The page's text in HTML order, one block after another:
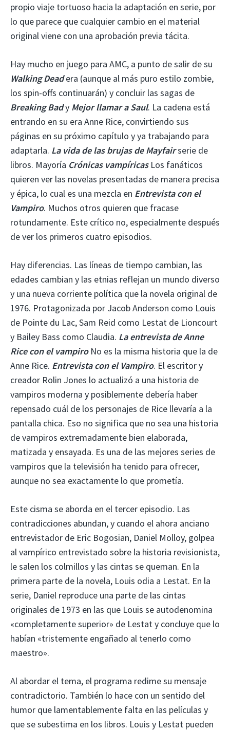
propio viaje tortuoso hacia la adaptación en serie, por
lo que parece que cualquier cambio en el material
original viene con una aprobación previa tácita.
Hay mucho en juego para AMC, a punto de salir de su
Walking Deadera (aunque al más puro estilo zombie,
los spin-offs continuarán) y concluir las sagas de
Breaking Bady Mejor llamar a Saul. La cadena está
entrando en su era Anne Rice, convirtiendo sus
páginas en su próximo capítulo y ya trabajando para
adaptarla. La vida de las brujas de Mayfairserie de
libros. Mayoría Crónicas vampíricasLos fanáticos
quieren ver las novelas presentadas de manera precisa
y épica, lo cual es una mezcla en Entrevista con el
Vampiro. Muchos otros quieren que fracase
rotundamente. Este crítico no, especialmente después
de ver los primeros cuatro episodios.
Hay diferencias. Las líneas de tiempo cambian, las
edades cambian y las etnias reflejan un mundo diverso
y una nueva corriente política que la novela original de
1976. Protagonizada por Jacob Anderson como Louis
de Pointe du Lac, Sam Reid como Lestat de Lioncourt
y Bailey Bass como Claudia. La entrevista de Anne
Rice con el vampiroNo es la misma historia que la de
Anne Rice. Entrevista con el Vampiro. El escritor y
creador Rolin Jones lo actualizó a una historia de
vampiros moderna y posiblemente debería haber
repensado cuál de los personajes de Rice llevaría a la
pantalla chica. Eso no significa que no sea una historia
de vampiros extremadamente bien elaborada,
matizada y ensayada. Es una de las mejores series de
vampiros que la televisión ha tenido para ofrecer,
aunque no sea exactamente lo que prometía.
Este cisma se aborda en el tercer episodio. Las
contradicciones abundan, y cuando el ahora anciano
entrevistador de Eric Bogosian, Daniel Molloy, golpea
al vampírico entrevistado sobre la historia revisionista,
le salen los colmillos y las cintas se queman. En la
primera parte de la novela, Louis odia a Lestat. En la
serie, Daniel reproduce una parte de las cintas
originales de 1973 en las que Louis se autodenomina
«completamente superior» de Lestat y concluye que lo
habían «tristemente engañado al tenerlo como
maestro».
Al abordar el tema, el programa redime su mensaje
contradictorio. También lo hace con un sentido del
humor que lamentablemente falta en las películas y
que se subestima en los libros. Louis y Lestat pueden